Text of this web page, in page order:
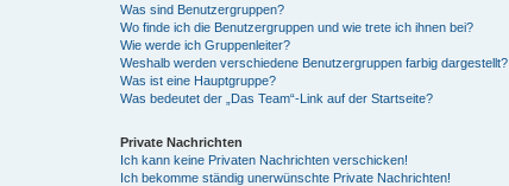
Was sind Benutzergruppen?
Wo finde ich die Benutzergruppen und wie trete ich ihnen bei?
Wie werde ich Gruppenleiter?
Weshalb werden verschiedene Benutzergruppen farbig dargestellt?
Was ist eine Hauptgruppe?
Was bedeutet der „Das Team“-Link auf der Startseite?
Private Nachrichten
Ich kann keine Privaten Nachrichten verschicken!
Ich bekomme ständig unerwünschte Private Nachrichten!